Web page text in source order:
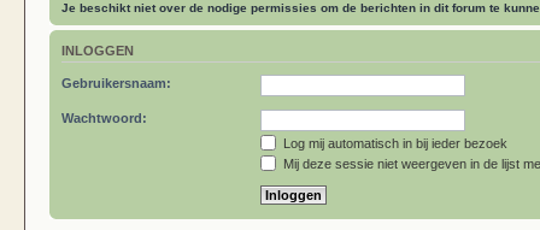
Je beschikt niet over de nodige permissies om de berichten in dit forum te
INLOGGEN
Gebruikersnaam:
Wachtwoord:
Log mij automatisch in bij ieder bezoek
Mij deze sessie niet weergeven in de lijst